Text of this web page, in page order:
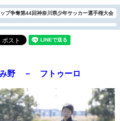
プ争奪第44回神奈川県少年サッカー選手権大会
野 － フトゥーロ